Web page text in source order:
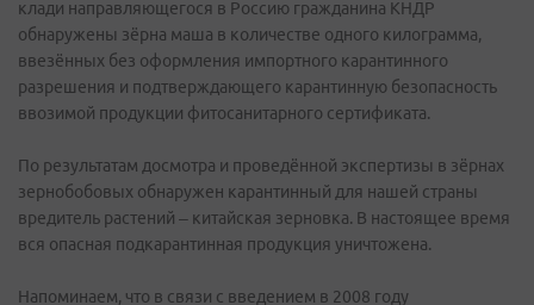
клади направляющегося в Россию гражданина КНДР
обнаружены зёрна маша в количестве одного килограмма,
ввезённых без оформления импортного карантинного
разрешения и подтверждающего карантинную безопасность
ввозимой продукции фитосанитарного сертификата.
По результатам досмотра и проведённой экспертизы в зёрнах
зернобобовых обнаружен карантинный для нашей страны
вредитель растений – китайская зерновка. В настоящее время
вся опасная подкарантинная продукция уничтожена.
Напоминаем, что в связи с введением в 2008 году